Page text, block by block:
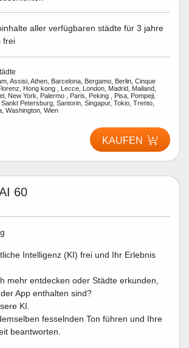
aller verfügbaren städte für 3 jahre
frei
Assisi, Athen, Barcelona, Bergamo, Berlin, Cinque
Hong kong , Lecce, London, Madrid, Mailand,
New York, Palermo , Paris, Peking , Pisa, Pompeji,
Petersburg, Santorin, Singapur, Tokio, Trento,
Washington, Wien
KAUFEN
60
Intelligenz (KI) frei und Ihr Erlebnis
mehr entdecken oder Städte erkunden,
App enthalten sind?
KI.
fesselnden Ton führen und Ihre
beantworten.